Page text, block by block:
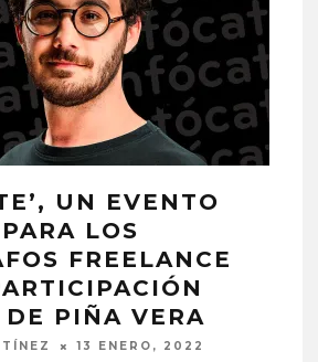
UN EVENTO
LOS
FREELANCE
PIÑA VERA
13 ENERO, 2022